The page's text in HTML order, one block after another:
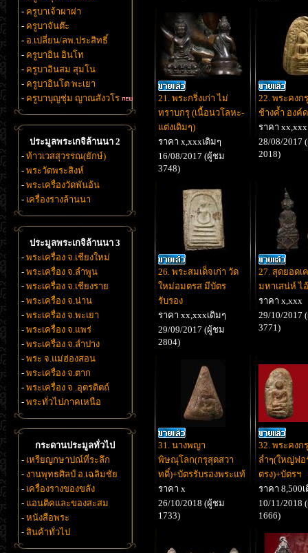
- ครูบาเจ้าผาผ่า
- ครูบาจันต๊ะ
- อ.เปลี่ยน/ลพ.ประสิทธิ์
- ครูบาอิน อินโท
- ครูบาอินสม สุมโน
- ครูบาอินโต พะเยา
- ครูบาบุญชุ่ม ญาณสังวโร
ประมูลพระเกจิล้านนา 2
- ท้าวเวสสุวรรณ(ยักษ์)
- พระวัดพระสิงห์
- พระเครื่องวัดพันอ้น
- เครื่องรางล้านนา
ประมูลพระเกจิล้านนา 3
- พระเครื่อง จ.เชียงใหม่
- พระเครื่อง จ.ลำพูน
- พระเครื่อง จ.เชียงราย
- พระเครื่อง จ.น่าน
- พระเครื่อง จ.พะเยา
- พระเครื่อง จ.แพร่
- พระเครื่อง จ.ลำปาง
- พระ จ.แม่ฮ่องสอน
- พระเครื่อง จ.ตาก
- พระเครื่อง จ .อุตรดิตถ์
- พระทั่วไปภาคเหนือ
กระดานประมูลทั่วไป
- เหรียญกษาปณ์ที่ระลึก
- งานพุทธศิลป์ อ.เฉลิมชัย
- เครื่องรางของขลัง
- แอนติคและของสะสม
- หนังสือพระ
- สินค้าทั่วไป
21. พระกริ่งเก่า ไม่
ทราบกรุ (เนื้อนวโลหะ-
แต่งเดิมๆ)
ราคา x,xxxเดิมๆ
16/08/2017 (ผู้ชม
3748)
22. พระคงก
ช้างค้ำ องค์
ราคา xx,xxx
28/08/2017
2018)
26. พระสมเด็จเก่า วัด
ใหม่อมตรส มีบัตร
รับรอง
ราคา xx,xxxเดิมๆ
29/09/2017 (ผู้ชม
2804)
27. สุดยอดเ
มหาเสน่ห์ ไ
ราคา x,xxx
29/10/2017
3771)
31. นางพญา
พิษณุโลก(กรุสุดสวา
ทดิ์)+บัตรรับรองพระแท้
ราคา x
26/10/2018 (ผู้ชม
1733)
32. พระคงก
ล่ำๆ(ใหญ่ฟอ
ตรง)+บัตรฯ
ราคา 8,500
10/11/2018
1666)